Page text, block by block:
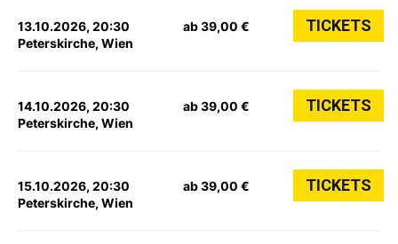
13.10.2026, 20:30
Peterskirche, Wien
ab 39,00 € TICKETS
14.10.2026, 20:30
Peterskirche, Wien
ab 39,00 € TICKETS
15.10.2026, 20:30
Peterskirche, Wien
ab 39,00 € TICKETS